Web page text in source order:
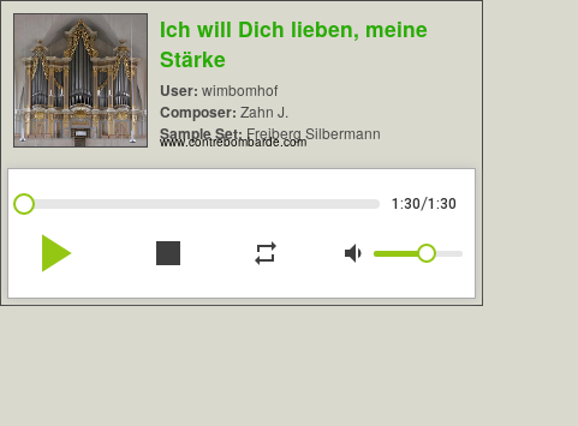
Ich will Dich lieben, meine
Stärke
User: wimbomhof
Composer: Zahn J.
Sample Set: Freiberg Silbermann
www.contrebombarde.com
1:30/1:30
play_arrow stop repeat volume_down